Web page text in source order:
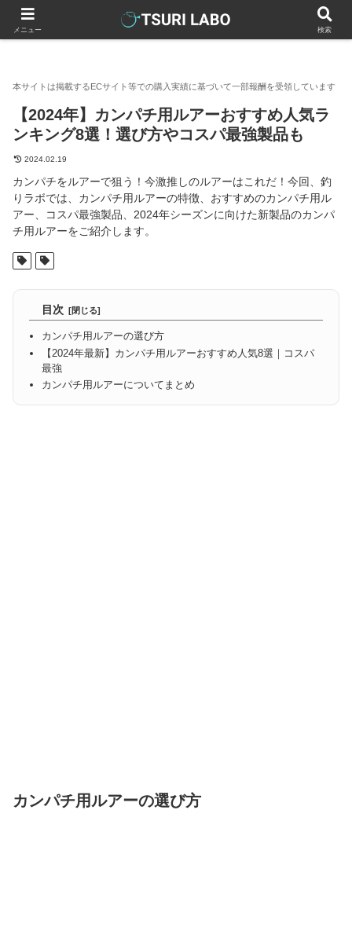
釣りラボマガジン 釣具（釣り道具） ルアー 【2024年】
【2024年】カンパチ用ルアーおすすめ人気ラ
ンキング8選！選び方やコスパ最強製品も
2024.02.19
カンパチをルアーで狙う！今激推しのルアーはこれだ！今回、釣
りラボでは、カンパチ用ルアーの特徴、おすすめのカンパチ用ル
アー、コスパ最強製品、2024年シーズンに向けた新製品のカンパ
チ用ルアーをご紹介します。
目次
カンパチ用ルアーの選び方
【2024年最新】カンパチ用ルアーおすすめ人気8選｜コスパ
最強
カンパチ用ルアーについてまとめ
カンパチ用ルアーの選び方
メニュー 検索